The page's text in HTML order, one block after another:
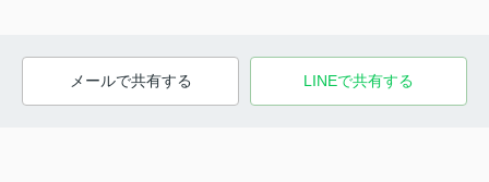
メールで共有する LINEで共有する